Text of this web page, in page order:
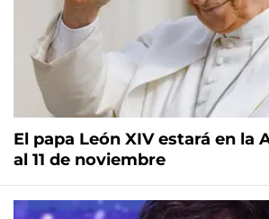
El papa León XIV estará en la
al 11 de noviembre